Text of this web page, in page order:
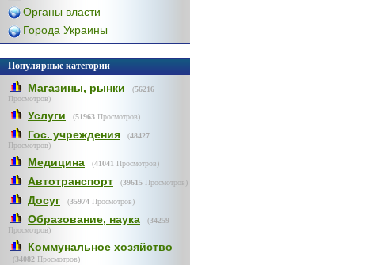
Органы власти
Города Украины
Популярные категории
Магазины, рынки (56216
Просмотров)
Услуги (51963 Просмотров)
Гос. учреждения (48427
Просмотров)
Медицина (41041 Просмотров)
Автотранспорт (39615 Просмотров)
Досуг (35974 Просмотров)
Образование, наука (34259
Просмотров)
Коммунальное хозяйство
(34082 Просмотров)